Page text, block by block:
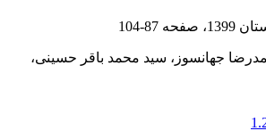
87-104
جهانسوز، سید محمد باقر حسینی،